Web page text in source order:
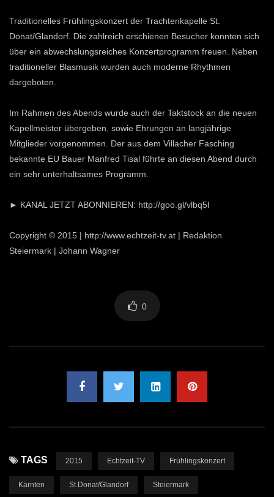
Traditionelles Frühlingskonzert der Trachtenkapelle St.
Donat/Glandorf. Die zahlreich erschienen Besucher konnten sich
über ein abwechslungsreiches Konzertprogramm freuen. Neben
traditioneller Blasmusik wurden auch moderne Rhythmen
dargeboten.
Im Rahmen des Abends wurde auch der Taktstock an die neuen
Kapellmeister übergeben, sowie Ehrungen an langjährige
Mitglieder vorgenommen. Der aus dem Villacher Fasching
bekannte EU Bauer Manfred Tisal führte an diesen Abend durch
ein sehr unterhaltsames Programm.
► KANAL JETZT ABONNIEREN: http://goo.gl/vlbq5l
Copyright © 2015 | http://www.echtzeit-tv.at | Redaktion
Steiermark | Johann Wagner
0
TAGS 2015 Echtzeit-TV Frühlingskonzert
Kärnten St.Donat/Glandorf Steiermark